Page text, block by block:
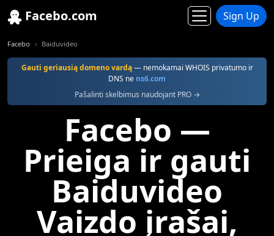
Facebo.com Sign Up
Facebo Baiduvideo
Gauti geriausią domeno vardą— nemokamai WHOIS privatumo ir
DNS ne ns6.com
Pašalinti skelbimus naudojant PRO →
Facebo —
Prieiga ir gauti
Baiduvideo
Vaizdo įrašai,